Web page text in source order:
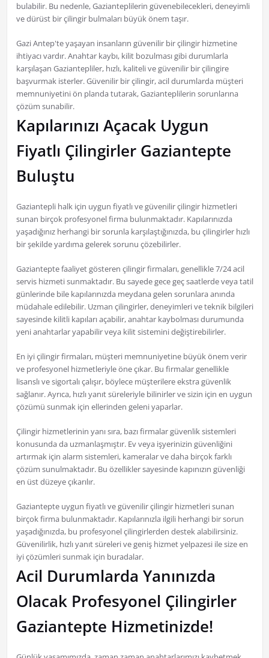
bulabilir. Bu nedenle, Gazianteplilerin güvenebilecekleri, deneyimli
ve dürüst bir çilingir bulmaları büyük önem taşır.
Gazi Antep'te yaşayan insanların güvenilir bir çilingir hizmetine
ihtiyacı vardır. Anahtar kaybı, kilit bozulması gibi durumlarla
karşılaşan Gaziantepliler, hızlı, kaliteli ve güvenilir bir çilingire
başvurmak isterler. Güvenilir bir çilingir, acil durumlarda müşteri
memnuniyetini ön planda tutarak, Gazianteplilerin sorunlarına
çözüm sunabilir.
Kapılarınızı Açacak Uygun
Fiyatlı Çilingirler Gaziantepte
Buluştu
Gaziantepli halk için uygun fiyatlı ve güvenilir çilingir hizmetleri
sunan birçok profesyonel firma bulunmaktadır. Kapılarınızda
yaşadığınız herhangi bir sorunla karşılaştığınızda, bu çilingirler hızlı
bir şekilde yardıma gelerek sorunu çözebilirler.
Gaziantepte faaliyet gösteren çilingir firmaları, genellikle 7/24 acil
servis hizmeti sunmaktadır. Bu sayede gece geç saatlerde veya tatil
günlerinde bile kapılarınızda meydana gelen sorunlara anında
müdahale edilebilir. Uzman çilingirler, deneyimleri ve teknik bilgileri
sayesinde kilitli kapıları açabilir, anahtar kaybolması durumunda
yeni anahtarlar yapabilir veya kilit sistemini değiştirebilirler.
En iyi çilingir firmaları, müşteri memnuniyetine büyük önem verir
ve profesyonel hizmetleriyle öne çıkar. Bu firmalar genellikle
lisanslı ve sigortalı çalışır, böylece müşterilere ekstra güvenlik
sağlanır. Ayrıca, hızlı yanıt süreleriyle bilinirler ve sizin için en uygun
çözümü sunmak için ellerinden geleni yaparlar.
Çilingir hizmetlerinin yanı sıra, bazı firmalar güvenlik sistemleri
konusunda da uzmanlaşmıştır. Ev veya işyerinizin güvenliğini
artırmak için alarm sistemleri, kameralar ve daha birçok farklı
çözüm sunulmaktadır. Bu özellikler sayesinde kapınızın güvenliği
en üst düzeye çıkarılır.
Gaziantepte uygun fiyatlı ve güvenilir çilingir hizmetleri sunan
birçok firma bulunmaktadır. Kapılarınızla ilgili herhangi bir sorun
yaşadığınızda, bu profesyonel çilingirlerden destek alabilirsiniz.
Güvenilirlik, hızlı yanıt süreleri ve geniş hizmet yelpazesi ile size en
iyi çözümleri sunmak için buradalar.
Acil Durumlarda Yanınızda
Olacak Profesyonel Çilingirler
Gaziantepte Hizmetinizde!